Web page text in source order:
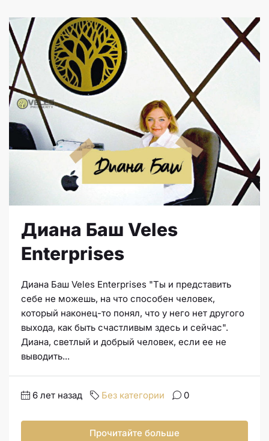
Диана Баш Veles
Enterprises
Диана Баш Veles Enterprises "Ты и представить
себе не можешь, на что способен человек,
который наконец-то понял, что у него нет другого
выхода, как быть счастливым здесь и сейчас".
Диана, светлый и добрый человек, если ее не
выводить...
6 лет назад Без категории 0
Прочитайте больше